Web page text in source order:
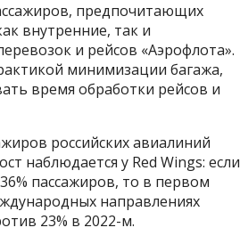
предпочитающих
внутренние, так и
и рейсов «Аэрофлота».
минимизации багажа,
время обработки рейсов и
российских авиалиний
наблюдается у Red Wings: если
пассажиров, то в первом
направлениях
23% в 2022-м.